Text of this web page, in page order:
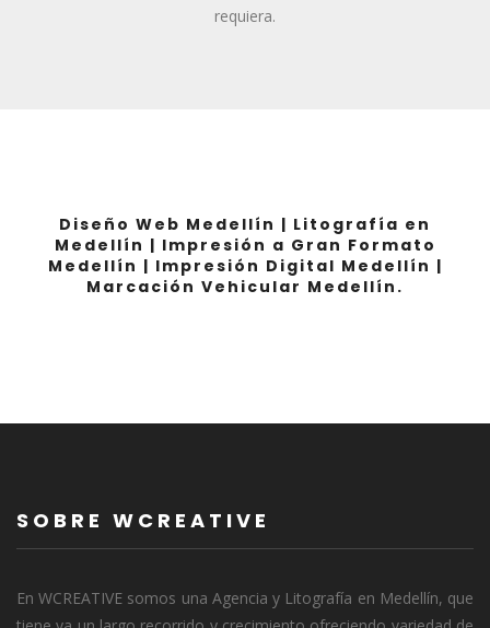
requiera.
Diseño Web Medellín | Litografía en
Medellín | Impresión a Gran Formato
Medellín | Impresión Digital Medellín |
Marcación Vehicular Medellín.
SOBRE WCREATIVE
En WCREATIVE somos una Agencia y Litografía en Medellín, que